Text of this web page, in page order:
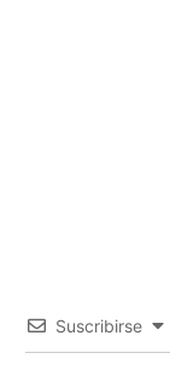
Suscribirse